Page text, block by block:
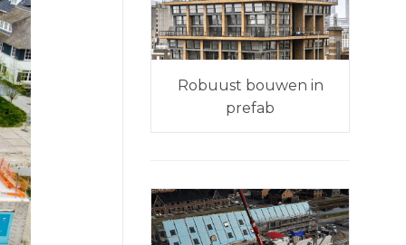
Robuust bouwen in
prefab